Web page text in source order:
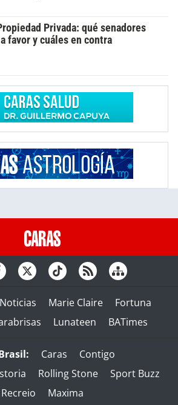
Privada: qué senadores
favor y cuáles en contra
Noticias Marie Claire
Fortuna
Lunateen BATimes
Caras
Contigo
Rolling Stone
Sport Buzz
Recreio
Maxima